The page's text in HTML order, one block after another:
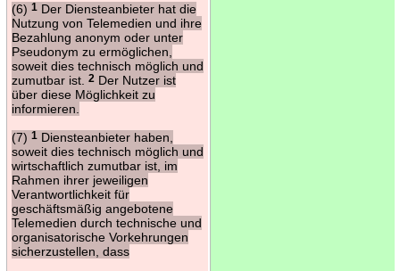
(6) 1Der Diensteanbieter hat die
Nutzung von Telemedien und ihre
Bezahlung anonym oder unter
Pseudonym zu ermöglichen,
soweit dies technisch möglich und
zumutbar ist.
2Der Nutzer ist
über diese Möglichkeit zu
informieren.
(7) 1Diensteanbieter haben,
soweit dies technisch möglich und
wirtschaftlich zumutbar ist, im
Rahmen ihrer jeweiligen
Verantwortlichkeit für
geschäftsmäßig angebotene
Telemedien durch technische und
organisatorische Vorkehrungen
sicherzustellen, dass